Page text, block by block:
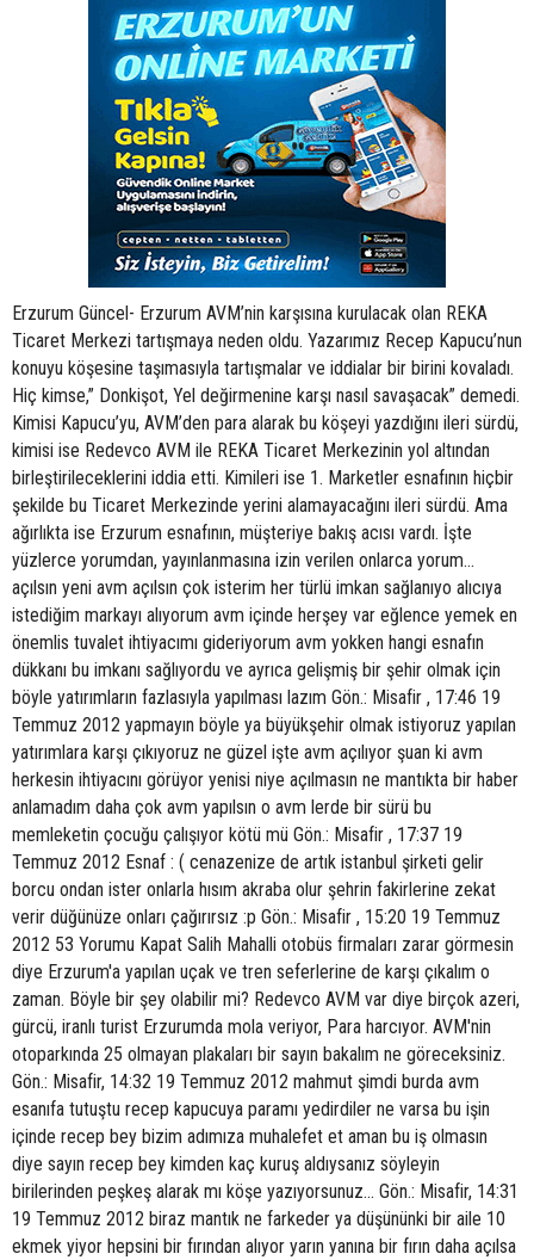
Erzurum Güncel- Erzurum AVM’nin karşısına kurulacak olan REKA Ticaret Merkezi tartışmaya neden oldu. Yazarımız Recep Kapucu’nun konuyu köşesine taşımasıyla tartışmalar ve iddialar bir birini kovaladı. Hiç kimse,” Donkişot, Yel değirmenine karşı nasıl savaşacak” demedi. Kimisi Kapucu’yu, AVM’den para alarak bu köşeyi yazdığını ileri sürdü, kimisi ise Redevco AVM ile REKA Ticaret Merkezinin yol altından birleştirileceklerini iddia etti. Kimileri ise 1. Marketler esnafının hiçbir şekilde bu Ticaret Merkezinde yerini alamayacağını ileri sürdü. Ama ağırlıkta ise Erzurum esnafının, müşteriye bakış acısı vardı. İşte yüzlerce yorumdan, yayınlanmasına izin verilen onlarca yorum… açılsın yeni avm açılsın çok isterim her türlü imkan sağlanıyo alıcıya istediğim markayı alıyorum avm içinde herşey var eğlence yemek en önemlis tuvalet ihtiyacımı gideriyorum avm yokken hangi esnafın dükkanı bu imkanı sağlıyordu ve ayrıca gelişmiş bir şehir olmak için böyle yatırımların fazlasıyla yapılması lazım Gön.: Misafir , 17:46 19 Temmuz 2012 yapmayın böyle ya büyükşehir olmak istiyoruz yapılan yatırımlara karşı çıkıyoruz ne güzel işte avm açılıyor şuan ki avm herkesin ihtiyacını görüyor yenisi niye açılmasın ne mantıkta bir haber anlamadım daha çok avm yapılsın o avm lerde bir sürü bu memleketin çocuğu çalışıyor kötü mü Gön.: Misafir , 17:37 19 Temmuz 2012 Esnaf : ( cenazenize de artık istanbul şirketi gelir borcu ondan ister onlarla hısım akraba olur şehrin fakirlerine zekat verir düğünüze onları çağırırsız :p Gön.: Misafir , 15:20 19 Temmuz 2012 53 Yorumu Kapat Salih Mahalli otobüs firmaları zarar görmesin diye Erzurum'a yapılan uçak ve tren seferlerine de karşı çıkalım o zaman. Böyle bir şey olabilir mi? Redevco AVM var diye birçok azeri, gürcü, iranlı turist Erzurumda mola veriyor, Para harcıyor. AVM'nin otoparkında 25 olmayan plakaları bir sayın bakalım ne göreceksiniz. Gön.: Misafir, 14:32 19 Temmuz 2012 mahmut şimdi burda avm esanıfa tutuştu recep kapucuya paramı yedirdiler ne varsa bu işin içinde recep bey bizim adımıza muhalefet et aman bu iş olmasın diye sayın recep bey kimden kaç kuruş aldıysanız söyleyin birilerinden peşkeş alarak mı köşe yazıyorsunuz... Gön.: Misafir, 14:31 19 Temmuz 2012 biraz mantık ne farkeder ya düşününki bir aile 10 ekmek yiyor hepsini bir fırından alıyor yarın yanına bir fırın daha açılsa ailenin 20 ekmek yiyeceği yokki ya 5 ondan 5 ondan alacak yada yine 10 ekmeği aynı fırından alacak yani potansiyel olmadıkca isterse 1500 tane avm açılsın sahi erzurum avm açıldıktan sonra aşağıdaki istasyonun oradaki carrefourdan haberi olan varmı yani ne kadar açılırsa açılsın potansiyelde yüksliş olmadıkca karıda zararıda olmaz Gön.: Misafir, 13:53 19 Temmuz 2012 bilirkişi yeni avm de esnafımız karpuz, kalem,çorap,boya,pide tükrük kebabı, kadayıf acem ekmeği,tavuk,tencere satarak zengin olacaklarını zannediyorlar ama bilmedikleri birşey var avm nin ortak giderini bile ödeyemezler ve yeni açılacak 200 mağazadan dolayıda pasta çok bölünmüş olacak sinek avlayacaklar.Allah bu işe hevesli olan cahil esnafa akıl versin. Gön.: Misafir, 13:52 19 Temmuz 2012 kerem beye güzel kardeşim güzel şeyler yazmışsın ama belli ki cahillikten pek kurtulamamışsın.Bilmeden yorum yazmışsın ben orada bir esnafım ve dükanların değerine 40-50 bin tl değer biçmişsin güzel kardeşim oraaki dükanların değeri şu anda 500 bin tl 700 bin tl arasında bir değeri var.galiba sen birilerinin avukatlığını yaparak geçimini sağlıyorsun.saygılarımla.... Gön.: Misafir, 13:10 19 Temmuz 2012 ..... meğer ben tek değilmişim esnafdan şikayetci olan.ya alırsın ya alırsın,aldığınıda iade edemezsin politikası güden esnaf baksanıza vatandaşları nasılda bıktırmış.eğer halk esnafdan uzaklaşmışsa suçu kendilerinde arasın.taş mağazalara gidiyorum bazı dükkanlar sinek avlıyor aynı işi yapan komşu dükkan cıvıl cıvıl.biri yıllarca sirke satmış o yüzüyle,biri ise almasanda bir uğra der gibi.e yani erzurumun satışdan elde edilen kaymağını hep aynı kişiler yıllarca kazanmışda bu güne kadar erzuruma ne yapmışlar allah aşkına. aralarında toplayıp bir camimi bir okulmu yapmışlar.gelen cebe.şimdi bilmem ama geçmişde devlete verdikleri vergi levhalarına bakardık 5 kuruş,altındaki arabalar 1000 kuruş değiliydi.bu arabalar evler hanımlarının takıları görünenlerdi.yanındaki çalışana siğorta bile yaptırmıyorlardı.avm de herkes siğortalı en azından.kaçak çalışan yok.kimsenin hakkı kimseye geçmiyor.işten çıkarılınca haklarını arayabiliyorlar.birde bu yönden bakmak lazım.sonra açılacak avm de uzaylılar dükkan açmıyacak ya. Gön.: Misafir, 12:17 19 Temmuz 2012 BİZİM ESKİ AĞIZ ESNAFA NE YAPILSA YERİDİR Avm'lerdeki mağazalardan fiş ile ürün alıyorsun ve beğenmezsen,ürün sorunlu ise götürüyorsun iade edebiliyorsun ,değiştirebiliyorsun.Mağaza çalışanları hiç problem çıkarmıyorlar.Bizim esnaf ürün aldığı firma iade alsa bile müşteriden iade alıp firmaya göndermeye üşeniyorlar ve müşteriyi dükkandan kovuyorlar.Halen eski ağız konuşan esnaflar var "bak almıyacaksansa yendirmiyim" "alacağı bir mal mağazayi yendirir" gibi konuşan ticaret bilmez,müşteri bilmez sözde(!) esnafa ne yapılsa yeridir.Bunlara acınmasın ve yeni avm'ler kurulsun ki müşteri hakkını alabilsin. Gön.: Misafir, 11:43 19 Temmuz 2012 Salih 12-13 Sene önce Cumhuriyet Caddesinde bulunan bir mağazaya T Shirt almaya gittim. Mağaza sahibine almak istediğim T Shirt'ü indir bir bakayım diyince "o çok pahalı alabilecek misin dedi" O zaman anladım başka şehirlerden gelen öğrenci arkadaşaların bizim esnaftan niye şikayetçi olduğunu. Ben çok öğrenci, polis ve memur gördüm Erzurumdan özellikle elbise ve eşya almayan.İzinlerde, tatillerde memleketlerinden alırlardı. Aradan 12-13 yıl geçti bir çok T Shirt aldım, eskittim. Ama Cumhuriyet Caddesindeki o esnafa bir daha uğramadım. Gön.: Misafir, 11:27 19 Temmuz 2012 Bence en önemli sorun erzurum'un en önemli sorunu 1-trafik yetersiz yollar alternatif yollar ve alt geçitler yapılmalı, 2-otopart 3-şehir merkezinde ki ucube binalar özellikle erzincankapıda ki spor salonu yerine güzel bir katlı otopar yapılabilir.. Gön.: Misafir, 11:10 19 Temmuz 2012 .... size yaşadığım iki olayı anlatacağım.avm açılmadan önce cumhuriyet caddesindeki bir mağazadan oğluma bir pantol aldım.bayağı bir para vermiştim.ilk yıkayışımda lacivert pantolun cep agızlarına lacivert olarak geçen biye yani ek parça griye döndü.hemen aldığım mağazaya gittim.olmaz dedi yanlış yıkamış rengini attırmışsın.iyide ben sadece ceplerinin ağzını yıkamadım pantolu hepten yıkadım dedim.asla ve asla kabul ettiremedim beni kovarcasına -nereye gidersen git,istersen firmasına şikayet et, bize işlemez dedi.tabi kaba tavrıda cabası.suçlu ben oldum çıktım.ha şuda var sadece bu değil birkaçı böyle.ikinci bir olay gene avm açılmadan kızıma bir manto aldım ama o an fark edemedim evde baktım kolunun arka kısmı kesik.sökük değil makasla kesilmiş.hemen götürdüm o mağaza firmaya iade edeceğini söyledi.15 gün - kargoda,firma yeni bir manto çıkaracak gibi laflarla oyalandım.sonra geldi dediler gittik aldık kesik yok.iyi dedik eve geldik.bir hafta sonra kızım mantoyu giymek istedi o kol dar.meğerse burdaki mağaza yırtığı içeri alıp dikmiş,kolu daraltmış.firmayı aradım ,bize böyle bir tamir erzurumdan gelmedi mağazanız kendi yapmıştır dedi.mantoyu geri veremedim mahkemeye git gibi kabaca laflar edildi.o mantoda başıma kaldı. Gön.: Misafir, 11:03 19 Temmuz 2012 murat sorun ticaret merkezi falan değilde geç kalınmış bir proje çünkü yılda ortalama 200 bin yabancı turist ağırlıyoruz turizim kenti olam istiyorsak şart düne kadar avm ye karşı çıkanlar şimdi avm den çıkmıyor Gön.: Misafir, 10:52 19 Temmuz 2012 oksijen avm oldu da sayesinde esnaftan kurtulduk.rekabet geldi kalite geldi müşteriye saygı geldi avm sayesinde vatandaş her anlamda rahat nefes aldı Gön.: Misafir, 10:20 19 Temmuz 2012 Bilal UYGUR Öncelikle kimsenin organize olduğu veya Ahmet Beyi savunduğu kanaatinde değilim.Ancak yorumlardan da anlaşılacağı üzere ki bunu anlamayanlar ve görmeyenlere söyleyecek laf ve yakıştıracak sıfat bulamıyorum tamamen İlimiz esnafından behuzur olmuş, yaka silkmiş, bıkmış,mağdur olmuş insanların feryadları, talepleri, şikayetleri.Kim ne derse desin AVM leri biere bina olarak değil içerisinde sunulan hizmetler, kalite, memnuniyet ilgi alaka ve kurumsallık olarak görmek lazım.Örneğin Erzurumun tam göbeğinde Cumhuriyet Caddesinde bir banka şubesinin yanında bir mağaza var.en büyük şart hatta olmazsa olmazı iade ve hatta değişim yoktur.Yine de ismini vermeyecem umarım anlayan anlamıştır.Bu mudur esnaflık.Oysa AVM de böyle bişey varmı?yemin ederim bir ayakkabıyı 3 kez değiştik ya.Erzurumda böyle şeylerin olşması güzel şeyler.Erzuurum esnafı ya değişecek ya gidecek bu kadar basit.Tercih onların... Gön.: Misafir, 10:18 19 Temmuz 2012 AVM avm de çok güzel işler yapan erzurum lu esnaflarımız var. AVM ye karşı olmak uçak yolculuğuna karşı olmak gibi bir şey. önemli olan avm de faaliyet yapacak esnaflarımızın sayısını çoğaltmak. En önemliside AVM lerin şehrin içine yapılmasına karşı çıkmaktır. Belediyemizin buna dikkat etmesi gerekir. yoksa avm lerin açılması şehrimize vizyon katmaktadır. Gön.: Misafir, 10:17 19 Temmuz 2012 Ahmet Küçükler! Vakti zamanında müşarüniley Tebrizkapı esnafını da ikna etmiş işyerlerini yıkmıştı. Sonra sözünde durmuş Mahkeme Kararına Rağmen bu günkü ucube barakaları yaptırmıştı? Sahi tebrizkapı esnafına ne oldu? Cıvıl cıvıl işlek bir çarşı olan tebrizkapıda şimdi ticari hayat ne alemde? Emirşeyh köftecisi olmasa orada Belediyenin Barakalarının olduğunu bile kimse bilmeyecek! ..........Ahmet Küçükler olanın... Gön.: Misafir, 10:12 19 Temmuz 2012 En büyük sorun Erzurumun en büyük sorunu otobüsler. Bu otobüsler bu şehire hiç yakışmıyor. Bir an evvel büyükşehire yakışır otobüsler devreye sokulmalı Gön.: Misafir, 09:00 19 Temmuz 2012 ??? Kardeşim Erzurum'da esnaf varmışta bitsin Allah aşkına Erzurum'a AVM geldi vatandaş kalite gördü hizmet gördü müşteri memnuniyeti gördü.Yan